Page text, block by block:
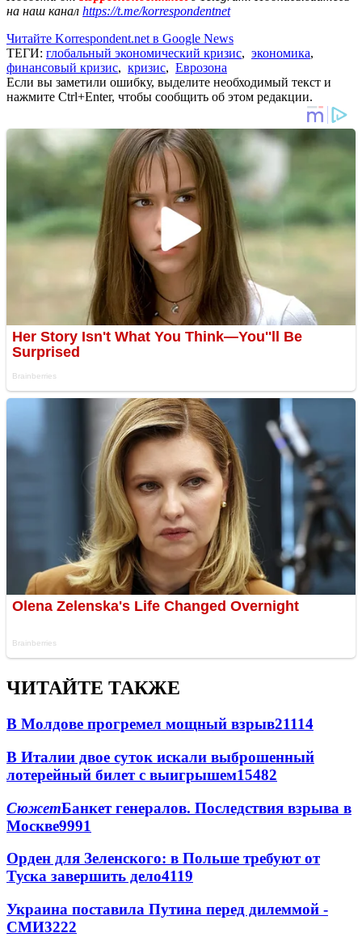
на наш канал https://t.me/korrespondentnet
Читайте Korrespondent.net в Google News
ТЕГИ: глобальный экономический кризис, экономика,
финансовый кризис, кризис, Еврозона
Если вы заметили ошибку, выделите необходимый текст и
нажмите Ctrl+Enter, чтобы сообщить об этом редакции.
ЧИТАЙТЕ ТАКЖЕ
В Молдове прогремел мощный взрыв21114
В Италии двое суток искали выброшенный
лотерейный билет с выигрышем15482
СюжетБанкет генералов. Последствия взрыва в
Москве9991
Орден для Зеленского: в Польше требуют от
Туска завершить дело4119
Украина поставила Путина перед дилеммой -
СМИ3222